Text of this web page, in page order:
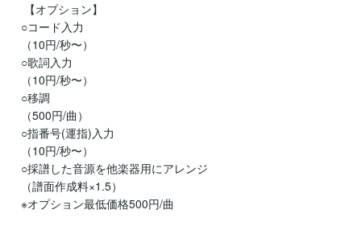
【オプション】
○コード入力
（10円/秒〜）
○歌詞入力
（10円/秒〜）
○移調
（500円/曲）
○指番号(運指)入力
（10円/秒〜）
○採譜した音源を他楽器用にアレンジ
（譜面作成料×1.5）
※オプション最低価格500円/曲